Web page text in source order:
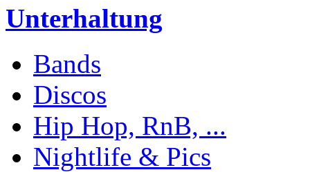
Unterhaltung
Bands
Discos
Hip Hop, RnB, ...
Nightlife & Pics